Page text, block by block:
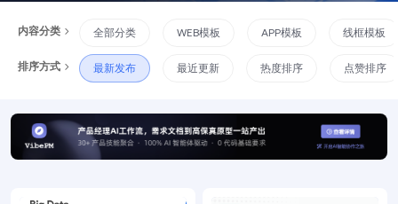
内容分类 全部分类 WEB模板 APP模板 线框模板
排序方式 最新发布 最近更新 热度排序 点赞排序